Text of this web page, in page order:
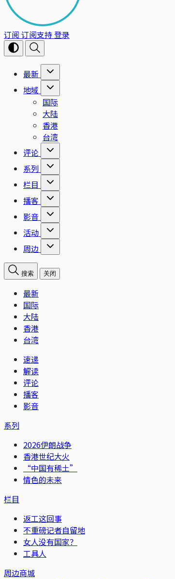
订阅 订阅支持登录
最新
地域
国际
大陆
香港
台湾
评论
系列
栏目
播客
影音
活动
周边
搜索 关闭
最新
国际
大陆
香港
台湾
速递
解读
评论
播客
影音
系列
2026伊朗战争
香港世纪大火
“中国有稀土”
情色的未来
栏目
返工这回事
不重磅记者自留地
女人没有国家？
工具人
周边商城